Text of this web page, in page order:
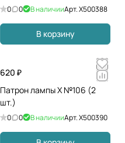
0 0 В наличииАрт.X500388
В корзину
620 ₽
Патрон лампы X №106 (2
шт.)
0 0 В наличииАрт.X500390